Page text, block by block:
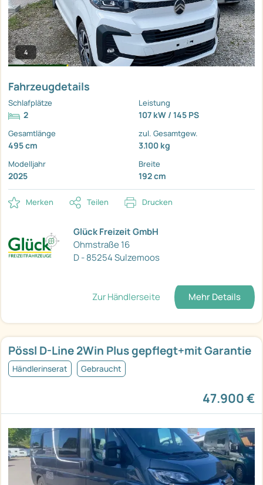
4
Fahrzeugdetails
Schlafplätze
2
Leistung
107 kW / 145 PS
Gesamtlänge
495 cm
zul. Gesamtgew.
3.100 kg
Modelljahr
2025
Breite
192 cm
Merken Teilen Drucken
Glück Freizeit GmbH
Ohmstraße 16
D - 85254 Sulzemoos
Zur Händlerseite Mehr Details
Pössl D-Line 2Win Plus gepflegt+mit Garantie
Händlerinserat Gebraucht
47.900 €